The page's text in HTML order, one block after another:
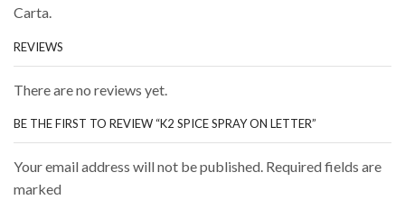
Carta.
REVIEWS
There are no reviews yet.
BE THE FIRST TO REVIEW “K2 SPICE SPRAY ON LETTER”
Your email address will not be published. Required fields are
marked